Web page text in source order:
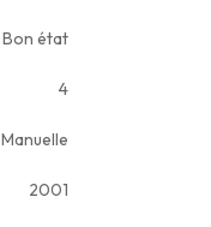
Bon état
4
Manuelle
2001